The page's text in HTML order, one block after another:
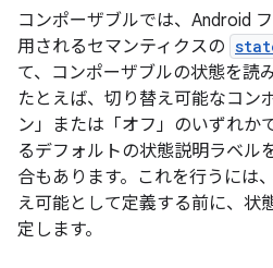
コンポーザブルでは、Android
用されるセマンティクスの
て、コンポーザブルの状態を読
たとえば、切り替え可能なコン
ン」または「オフ」のいずれか
るデフォルトの状態説明ラベル
合もあります。これを行うには
え可能として定義する前に、状
定します。